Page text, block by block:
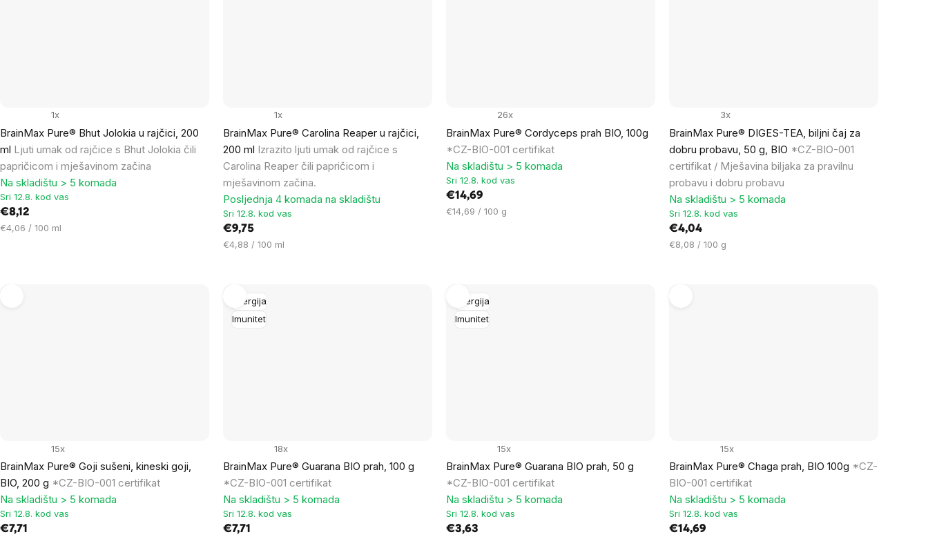
BrainMax Pure® Bhut Jolokia u rajčici, 200
ml Ljuti umak od rajčice s Bhut Jolokia čili
papričicom i mješavinom začina
1x
Na skladištu > 5 komada
Sri 12.8. kod vas
€8,12
Cijena
€4,06 / 100 ml
BrainMax Pure® Carolina Reaper u rajčici,
200 ml Izrazito ljuti umak od rajčice s
Carolina Reaper čili papričicom i
mješavinom začina.
1x
Posljednja 4 komada na skladištu
Sri 12.8. kod vas
€9,75
Cijena
€4,88 / 100 ml
BrainMax Pure® Cordyceps prah BIO, 100g
*CZ-BIO-001 certifikat
26x
Na skladištu > 5 komada
Sri 12.8. kod vas
€14,69
Cijena
€14,69 / 100 g
BrainMax Pure® DIGES-TEA, biljni čaj za
dobru probavu, 50 g, BIO *CZ-BIO-001
certifikat / Mješavina biljaka za pravilnu
probavu i dobru probavu
3x
Na skladištu > 5 komada
Sri 12.8. kod vas
€4,04
Cijena
€8,08 / 100 g
BrainMax Pure® Goji sušeni, kineski goji,
BIO, 200 g *CZ-BIO-001 certifikat
15x
Na skladištu > 5 komada
Sri 12.8. kod vas
€7,71
Energija
Imunitet
BrainMax Pure® Guarana BIO prah, 100 g
*CZ-BIO-001 certifikat
18x
Na skladištu > 5 komada
Sri 12.8. kod vas
€7,71
Energija
Imunitet
BrainMax Pure® Guarana BIO prah, 50 g
*CZ-BIO-001 certifikat
15x
Na skladištu > 5 komada
Sri 12.8. kod vas
€3,63
BrainMax Pure® Chaga prah, BIO 100g *CZ-
BIO-001 certifikat
15x
Na skladištu > 5 komada
Sri 12.8. kod vas
€14,69